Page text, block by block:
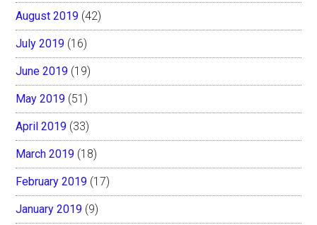
August 2019 (42)
July 2019 (16)
June 2019 (19)
May 2019 (51)
April 2019 (33)
March 2019 (18)
February 2019 (17)
January 2019 (9)